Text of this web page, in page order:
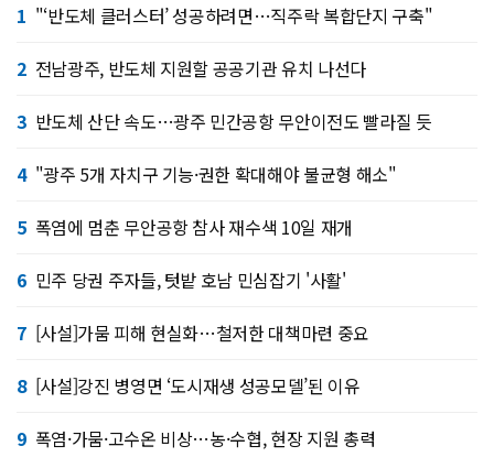
1 "‘반도체 클러스터’ 성공하려면…직주락 복합단지 구축"
2 전남광주, 반도체 지원할 공공기관 유치 나선다
3 반도체 산단 속도…광주 민간공항 무안이전도 빨라질 듯
4 "광주 5개 자치구 기능·권한 확대해야 불균형 해소"
5 폭염에 멈춘 무안공항 참사 재수색 10일 재개
6 민주 당권 주자들, 텃밭 호남 민심잡기 '사활'
7 [사설]가뭄 피해 현실화…철저한 대책마련 중요
8 [사설]강진 병영면 ‘도시재생 성공모델’된 이유
9 폭염·가뭄·고수온 비상…농·수협, 현장 지원 총력